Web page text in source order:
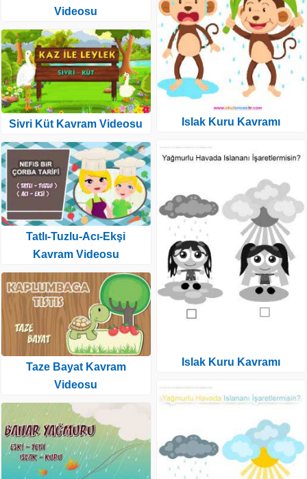
Videosu
Sivri Küt Kavram Videosu
Tatlı-Tuzlu-Acı-Ekşi
Kavram Videosu
Taze Bayat Kavram
Videosu
Islak Kuru Kavramı
Islak Kuru Kavramı